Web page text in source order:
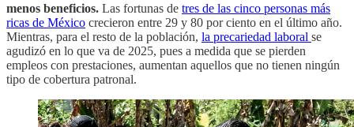
menos beneficios. Las fortunas de tres de las cinco personas más
ricas de México crecieron entre 29 y 80 por ciento en el último año.
Mientras, para el resto de la población, la precariedad laboral se
agudizó en lo que va de 2025, pues a medida que se pierden
empleos con prestaciones, aumentan aquellos que no tienen ningún
tipo de cobertura patronal.